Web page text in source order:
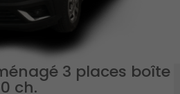
3 places boîte
ch.